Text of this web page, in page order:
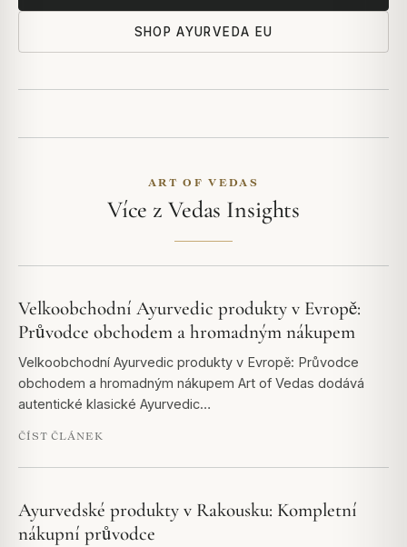
SHOP AYURVEDA EU
ART OF VEDAS
Více z Vedas Insights
Velkoobchodní Ayurvedic produkty v Evropě:
Průvodce obchodem a hromadným nákupem
Velkoobchodní Ayurvedic produkty v Evropě: Průvodce
obchodem a hromadným nákupem Art of Vedas dodává
autentické klasické Ayurvedic…
ČÍST ČLÁNEK
Ayurvedské produkty v Rakousku: Kompletní
nákupní průvodce